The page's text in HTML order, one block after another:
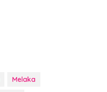
Melaka